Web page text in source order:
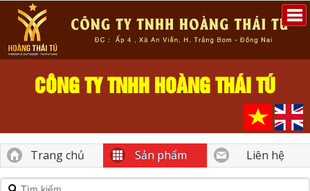
CÔNG TY TNHH HOÀNG THÁI TÚ
Trang chủ Sản phẩm Liên hệ